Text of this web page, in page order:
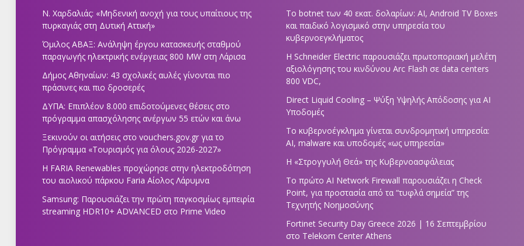
Ν. Χαρδαλιάς: «Μηδενική ανοχή για τους υπαίτιους της
πυρκαγιάς στη Δυτική Αττική»
Όμιλος ΑΒΑΞ: Ανάληψη έργου κατασκευής σταθμού
παραγωγής ηλεκτρικής ενέργειας 800 ΜW στη Λάρισα
Δήμος Αθηναίων: 43 σχολικές αυλές γίνονται πιο
πράσινες και πιο δροσερές
ΔΥΠΑ: Επιπλέον 8.000 επιδοτούμενες θέσεις στο
πρόγραμμα απασχόλησης ανέργων 55 ετών και άνω
Ξεκινούν οι αιτήσεις στο vouchers.gov.gr για το
Πρόγραμμα «Τουρισμός για όλους 2026-2027»
Η FARIA Renewables προχώρησε στην ηλεκτροδότηση
του αιολικού πάρκου Faria Αίολος Λάρυμνα
Samsung: Παρουσιάζει την πρώτη παγκοσμίως εμπειρία
streaming HDR10+ ADVANCED στο Prime Video
Το botnet των 40 εκατ. δολαρίων: AI, Android TV Boxes
και παιδικό λογισμικό στην υπηρεσία του
κυβερνοεγκλήματος
Η Schneider Electric παρουσιάζει πρωτοποριακή μελέτη
αξιολόγησης του κινδύνου Arc Flash σε data centers
800 VDC,
Direct Liquid Cooling – Ψύξη Υψηλής Απόδοσης για AI
Υποδομές
Το κυβερνοέγκλημα γίνεται συνδρομητική υπηρεσία:
AI, malware και υποδομές «ως υπηρεσία»
Η «Στρογγυλή Θεά» της Κυβερνοασφάλειας
Tο πρώτο AI Network Firewall παρουσιάζει η Check
Point, για προστασία από τα “τυφλά σημεία” της
Τεχνητής Νοημοσύνης
Fortinet Security Day Greece 2026 | 16 Σεπτεμβρίου
στο Telekom Center Athens